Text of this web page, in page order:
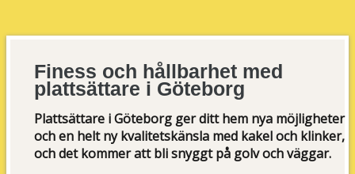
Finess och hållbarhet med
plattsättare i Göteborg
Plattsättare i Göteborg ger ditt hem nya möjligheter
och en helt ny kvalitetskänsla med kakel och klinker,
och det kommer att bli snyggt på golv och väggar.